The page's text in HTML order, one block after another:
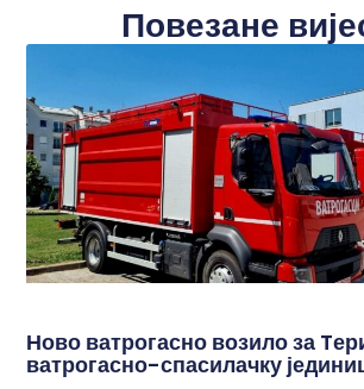
Повезане
Ново ватрогасно возило за
ватрогасно-спасилачку